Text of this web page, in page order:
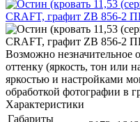
Возможно незначительное
оттенку (яркость, тон или
яркостью и настройками
обработкой фотографии в
Характеристики
Габариты